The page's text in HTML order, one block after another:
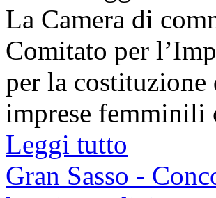
La Camera di
Comitato per
per la
imprese femminili
Leggi tutto
Gran Sasso -